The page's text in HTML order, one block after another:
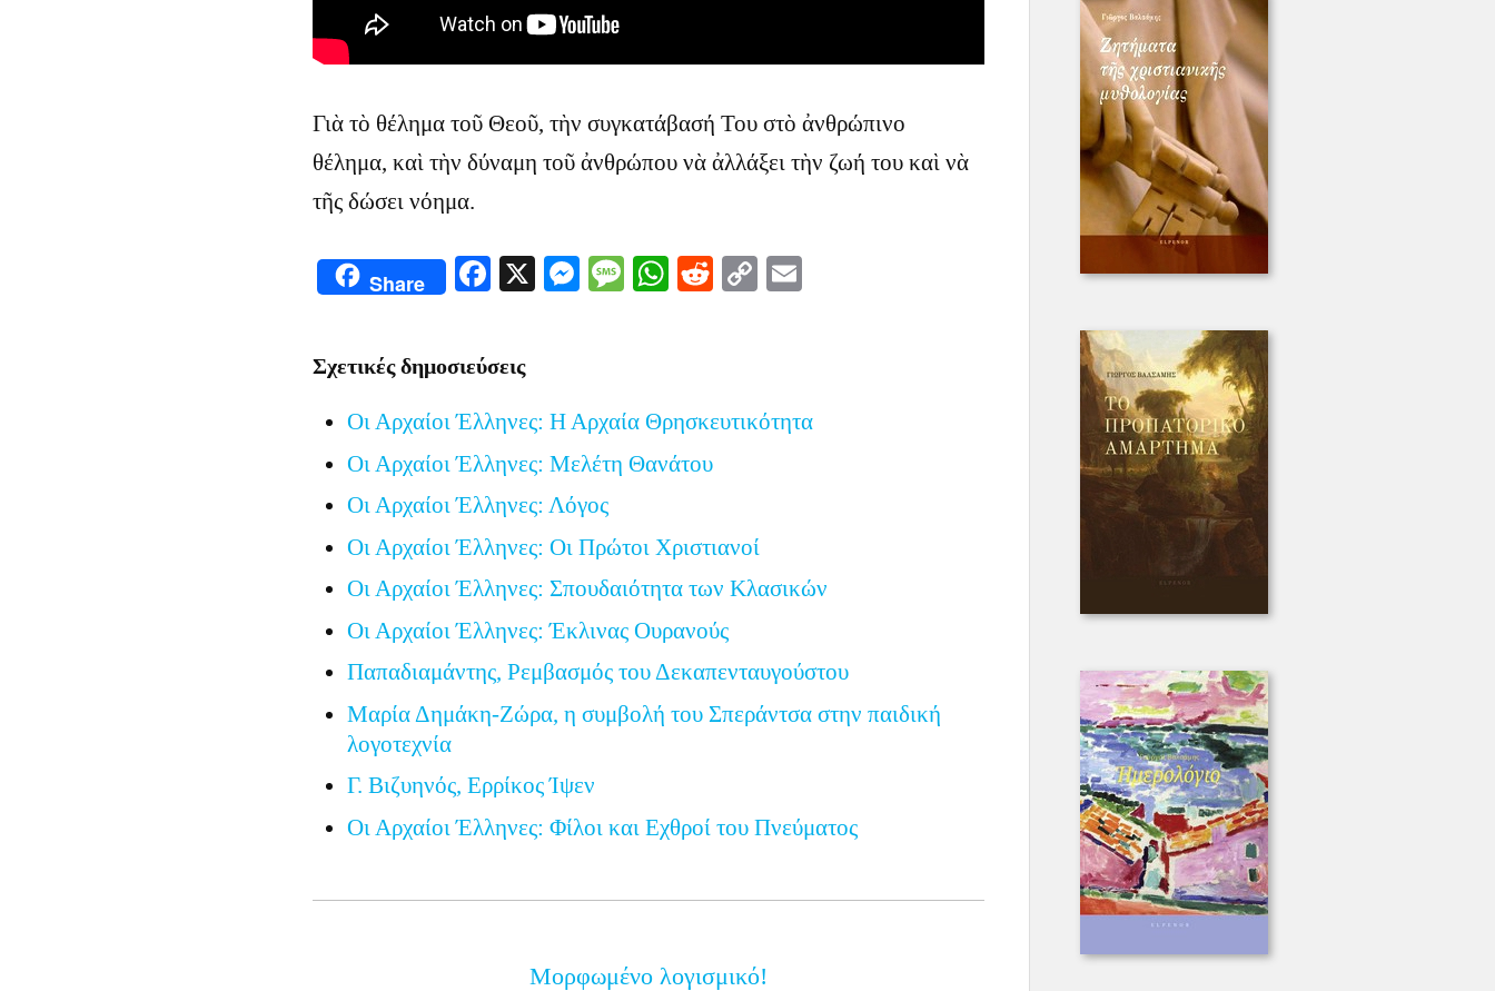
Γιὰ τὸ θέλημα τοῦ Θεοῦ, τὴν συγκατάβασή Του στὸ ἀνθρώπινο
θέλημα, καὶ τὴν δύναμη τοῦ ἀνθρώπου νὰ ἀλλάξει τὴν ζωή του καὶ νὰ
τῆς δώσει νόημα.
Share Facebook
X Messenger
Message
WhatsApp
Reddit
Copy
Σχετικές δημοσιεύσεις
Οι Αρχαίοι Έλληνες: Η Αρχαία Θρησκευτικότητα
Οι Αρχαίοι Έλληνες: Μελέτη Θανάτου
Οι Αρχαίοι Έλληνες: Λόγος
Οι Αρχαίοι Έλληνες: Οι Πρώτοι Χριστιανοί
Οι Αρχαίοι Έλληνες: Σπουδαιότητα των Κλασικών
Οι Αρχαίοι Έλληνες: Έκλινας Ουρανούς
Παπαδιαμάντης, Ρεμβασμός του Δεκαπενταυγούστου
Μαρία Δημάκη-Ζώρα, η συμβολή του Σπεράντσα στην παιδική
λογοτεχνία
Γ. Βιζυηνός, Ερρίκος Ίψεν
Οι Αρχαίοι Έλληνες: Φίλοι και Εχθροί του Πνεύματος
Μορφωμένο λογισμικό!